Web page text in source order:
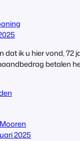
dat ik u hier vond, 72
betalen
2025